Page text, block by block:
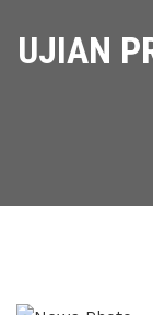
UJIAN